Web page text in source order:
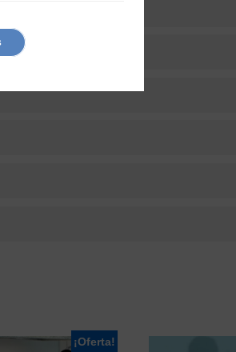
¡Oferta!